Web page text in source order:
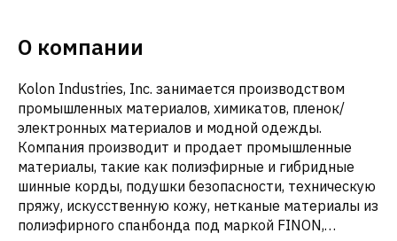
О компании
Kolon Industries, Inc. занимается производством
промышленных материалов, химикатов, пленок/
электронных материалов и модной одежды.
Компания производит и продает промышленные
материалы, такие как полиэфирные и гибридные
шинные корды, подушки безопасности, техническую
пряжу, искусственную кожу, нетканые материалы из
полиэфирного спанбонда под маркой FINON,